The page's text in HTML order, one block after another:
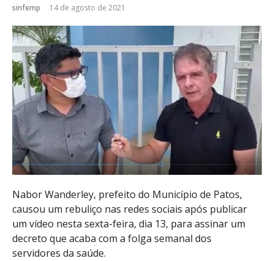
sinfemp 14 de agosto de 2021
Nabor Wanderley, prefeito do Município de Patos,
causou um rebuliço nas redes sociais após publicar
um vídeo nesta sexta-feira, dia 13, para assinar um
decreto que acaba com a folga semanal dos
servidores da saúde.